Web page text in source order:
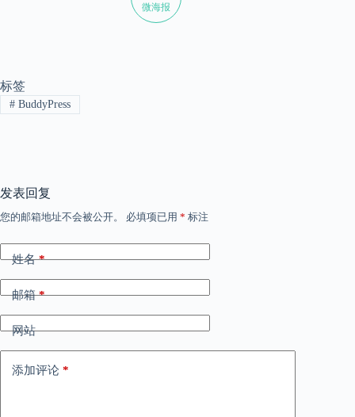
微海报
标签
#BuddyPress
发表回复
您的邮箱地址不会被公开。 必填项已用 * 标注
姓名*
邮箱*
网站
添加评论 *